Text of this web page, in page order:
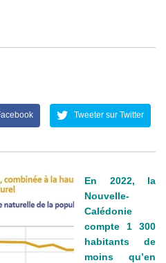
Tweeter sur Twitter
En 2022, la
Nouvelle-
Calédonie
compte 1 300
habitants de
moins qu’en